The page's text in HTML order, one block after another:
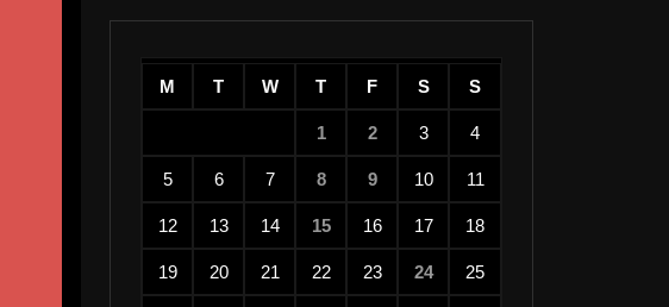
M T W T F S S
1 2 3 4
5 6 7 8 9 10 11
12 13 14 15 16 17 18
19 20 21 22 23 24 25